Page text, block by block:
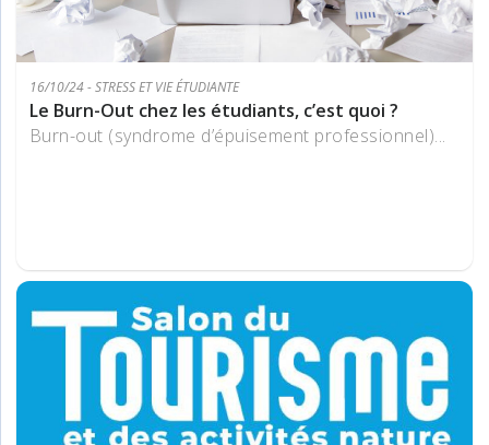
16/10/24 - STRESS ET VIE ÉTUDIANTE
Le Burn-Out chez les étudiants, c’est quoi ?
Burn-out (syndrome d’épuisement professionnel)...